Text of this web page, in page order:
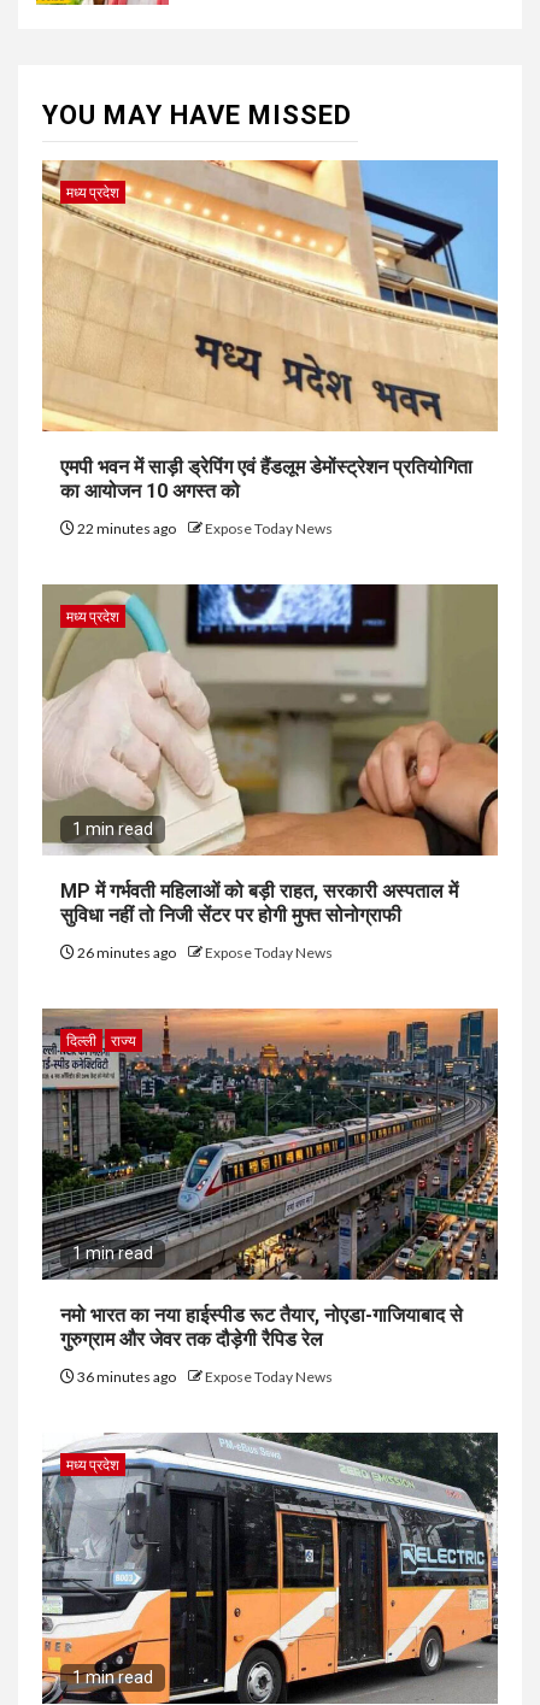
YOU MAY HAVE MISSED
मध्य प्रदेश
एमपी भवन में साड़ी ड्रेपिंग एवं हैंडलूम डेमोंस्ट्रेशन प्रतियोगिता
का आयोजन 10 अगस्त को
22 minutes ago Expose Today News
मध्य प्रदेश
1 min read
MP में गर्भवती महिलाओं को बड़ी राहत, सरकारी अस्पताल में
सुविधा नहीं तो निजी सेंटर पर होगी मुफ्त सोनोग्राफी
26 minutes ago Expose Today News
दिल्ली राज्य
1 min read
नमो भारत का नया हाईस्पीड रूट तैयार, नोएडा-गाजियाबाद से
गुरुग्राम और जेवर तक दौड़ेगी रैपिड रेल
36 minutes ago Expose Today News
मध्य प्रदेश
1 min read